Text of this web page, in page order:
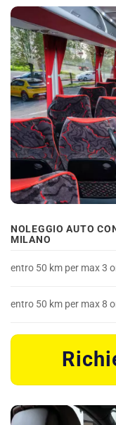
NOLEGGIO AUTO
MILANO
entro 50 km per max 3
entro 50 km per max 8